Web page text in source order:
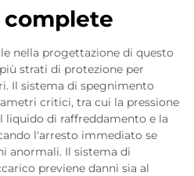
nella progettazione di questo
strati di protezione per
Il sistema di spegnimento
critici, tra cui la pressione
liquido di raffreddamento e la
l'arresto immediato se
anormali. Il sistema di
previene danni sia al